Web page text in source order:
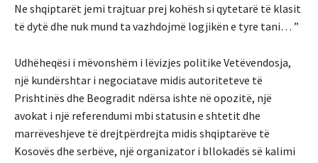
Ne shqiptarët jemi trajtuar prej kohësh si qytetarë të klasit
të dytë dhe nuk mund ta vazhdojmë logjikën e tyre tani… ”
Udhëheqësi i mëvonshëm i lëvizjes politike Vetëvendosja,
një kundërshtar i negociatave midis autoriteteve të
Prishtinës dhe Beogradit ndërsa ishte në opozitë, një
avokat i një referendumi mbi statusin e shtetit dhe
marrëveshjeve të drejtpërdrejta midis shqiptarëve të
Kosovës dhe serbëve, një organizator i bllokadës së kalimi